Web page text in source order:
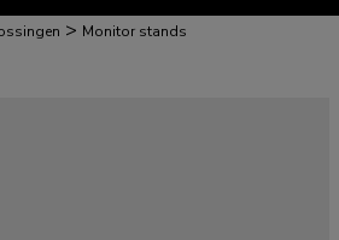
> Monitor stands